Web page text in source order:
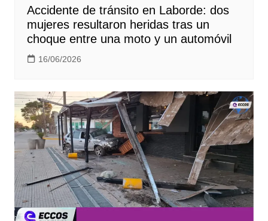
Accidente de tránsito en Laborde: dos
mujeres resultaron heridas tras un
choque entre una moto y un automóvil
16/06/2026